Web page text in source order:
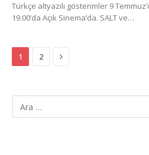
Türkçe altyazılı gösterimler 9
19.00’da Açık Sinema’da. SALT ve…
1 2 Next